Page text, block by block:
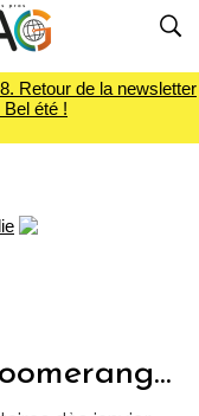
Retour de la newsletter
été !